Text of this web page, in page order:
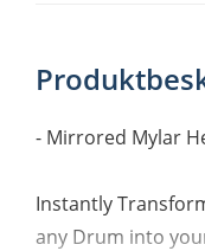
- Mirrored Mylar
Instantly
any Drum into your